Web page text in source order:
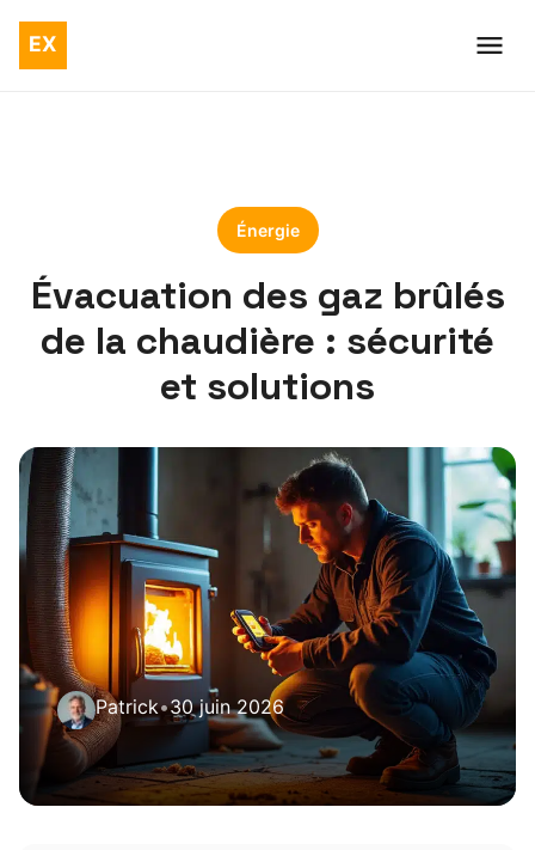
Énergie
Évacuation des gaz brûlés
de la chaudière : sécurité
et solutions
Patrick•30 juin 2026